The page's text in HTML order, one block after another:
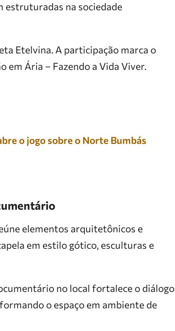
estruturadas na sociedade
Etelvina. A participação marca o
em Ária – Fazendo a Vida Viver.
o jogo sobre o Norte Bumbás
elementos arquitetônicos e
em estilo gótico, esculturas e
no local fortalece o diálogo
o espaço em ambiente de